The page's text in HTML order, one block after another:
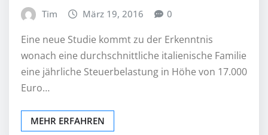
Tim März 19, 2016 0
Eine neue Studie kommt zu der Erkenntnis
wonach eine durchschnittliche italienische Familie
eine jährliche Steuerbelastung in Höhe von 17.000
Euro…
MEHR ERFAHREN